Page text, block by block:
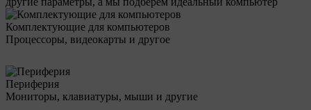
Комплектующие для компьютеров
Процессоры, видеокарты и другое
Периферия
Мониторы, клавиатуры, мыши и другие